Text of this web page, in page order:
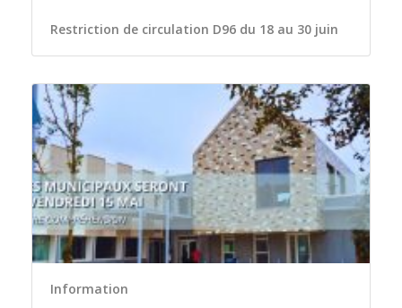
Restriction de circulation D96 du 18 au 30 juin
Information